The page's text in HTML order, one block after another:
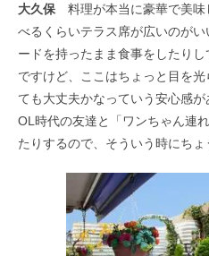
大久保 料理が本当に豪華で美味
べるくらいテラス席が広いのが
ードを持ったまま食事をしたり
ですけど、ここはちょっと目を
ても大丈夫かなっていう安心感
OL時代の友達と「ワンちゃん連
たりするので、そういう時にちょ